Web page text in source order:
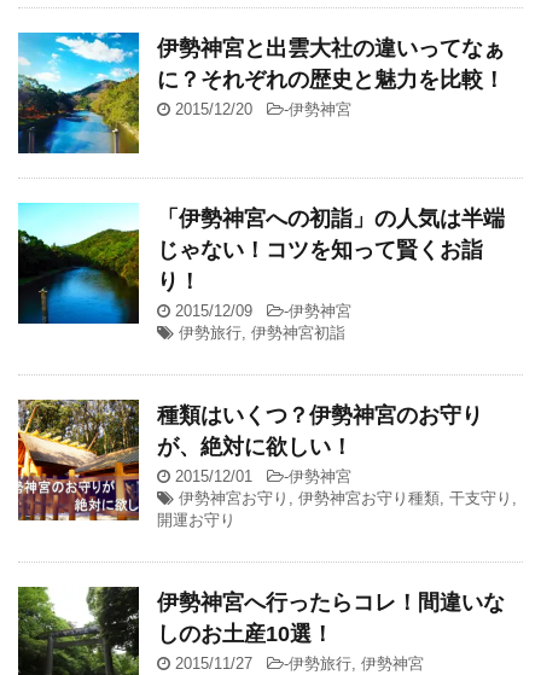
伊勢神宮と出雲大社の違いってなぁ
に？それぞれの歴史と魅力を比較！
2015/12/20 -伊勢神宮
「伊勢神宮への初詣」の人気は半端
じゃない！コツを知って賢くお詣
り！
2015/12/09 -伊勢神宮
伊勢旅行, 伊勢神宮初詣
種類はいくつ？伊勢神宮のお守り
が、絶対に欲しい！
2015/12/01 -伊勢神宮
伊勢神宮お守り , 伊勢神宮お守り種類, 干支守り ,
開運お守り
伊勢神宮へ行ったらコレ！間違いな
しのお土産10選！
2015/11/27 -伊勢旅行, 伊勢神宮